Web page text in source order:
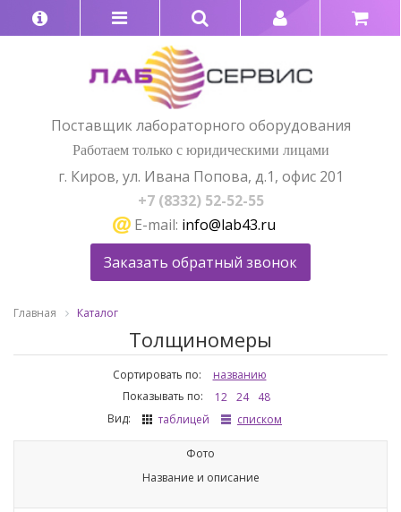
Поставщик лабораторного оборудования
Работаем только с юридическими лицами
г. Киров, ул. Ивана Попова, д.1, офис 201
+7 (8332) 52-52-55
E-mail: info@lab43.ru
Заказать обратный звонок
Главная Каталог
Толщиномеры
Сортировать по:
названию
Показывать по:
12 24
48
Вид:
таблицей списком
Фото
Название и описание